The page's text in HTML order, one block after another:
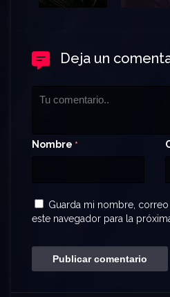
Deja un
Nombre *
Guarda mi nombre,
este navegador para la